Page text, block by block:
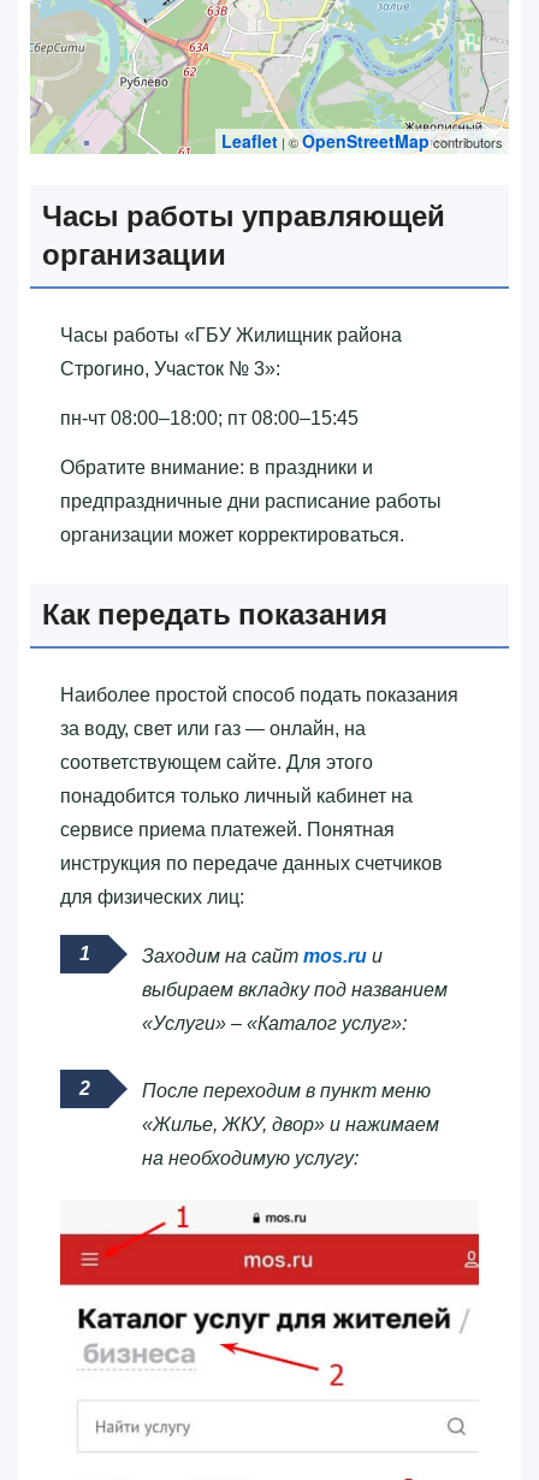
Leaflet | ©OpenStreetMapcontributors
Часы работы управляющей
организации
Часы работы «‎ГБУ Жилищник района
Строгино, Участок № 3»‎:
пн-чт 08:00–18:00; пт 08:00–15:45
Обратите внимание: в праздники и
предпраздничные дни расписание работы
организации может корректироваться.
Как передать показания
Наиболее простой способ подать показания
за воду, свет или газ — онлайн, на
соответствующем сайте. Для этого
понадобится только личный кабинет на
сервисе приема платежей. Понятная
инструкция по передаче данных счетчиков
для физических лиц:
Заходим на сайт mos.ru и
выбираем вкладку под названием
«Услуги» – «Каталог услуг»:
После переходим в пункт меню
«Жилье, ЖКУ, двор» и нажимаем
на необходимую услугу: